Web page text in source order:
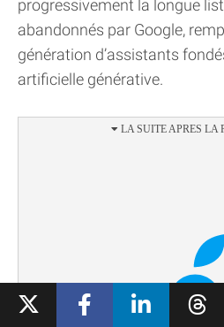
progressivement la longue
abandonnés par Google,
génération d’assistants
artificielle générative.